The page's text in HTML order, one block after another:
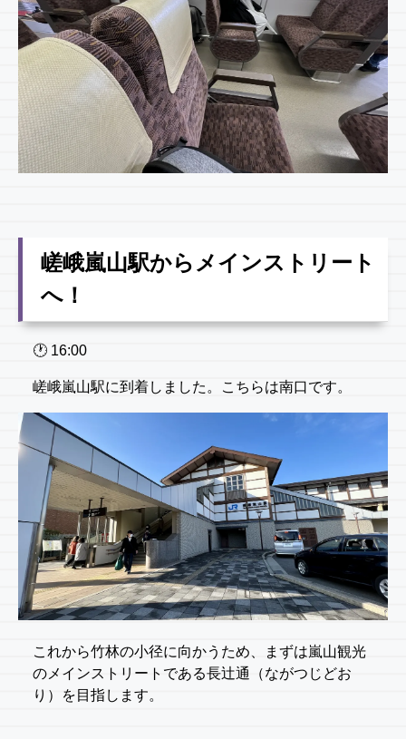
嵯峨嵐山駅からメインストリート
へ！
🕐️ 16:00
嵯峨嵐山駅に到着しました。こちらは南口です。
これから竹林の小径に向かうため、まずは嵐山観光
のメインストリートである長辻通（ながつじどお
り）を目指します。